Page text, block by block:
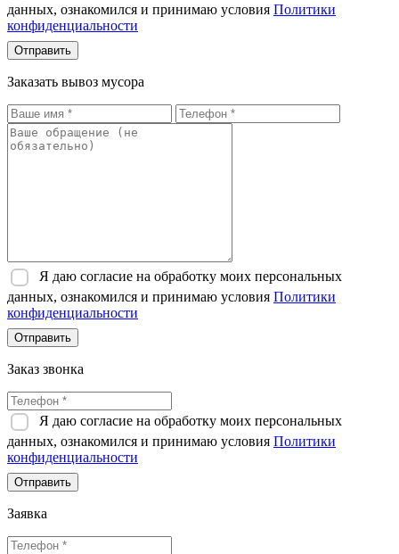
данных, ознакомился и принимаю условия Политики
конфиденциальности
Отправить
Заказать вывоз мусора
Я даю согласие на обработку моих персональных
данных, ознакомился и принимаю условия Политики
конфиденциальности
Отправить
Заказ звонка
Я даю согласие на обработку моих персональных
данных, ознакомился и принимаю условия Политики
конфиденциальности
Отправить
Заявка